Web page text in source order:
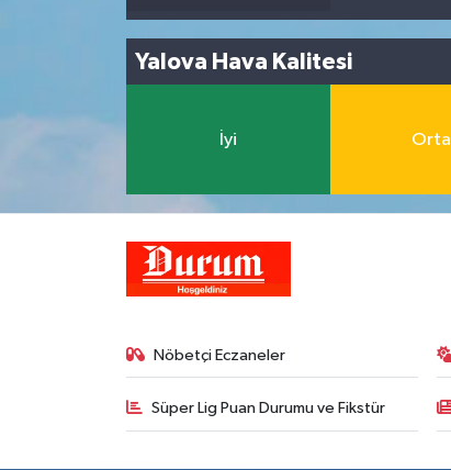
Yalova Hava Kalitesi
İyi Orta
Nöbetçi Eczaneler
Süper Lig Puan Durumu ve Fikstür